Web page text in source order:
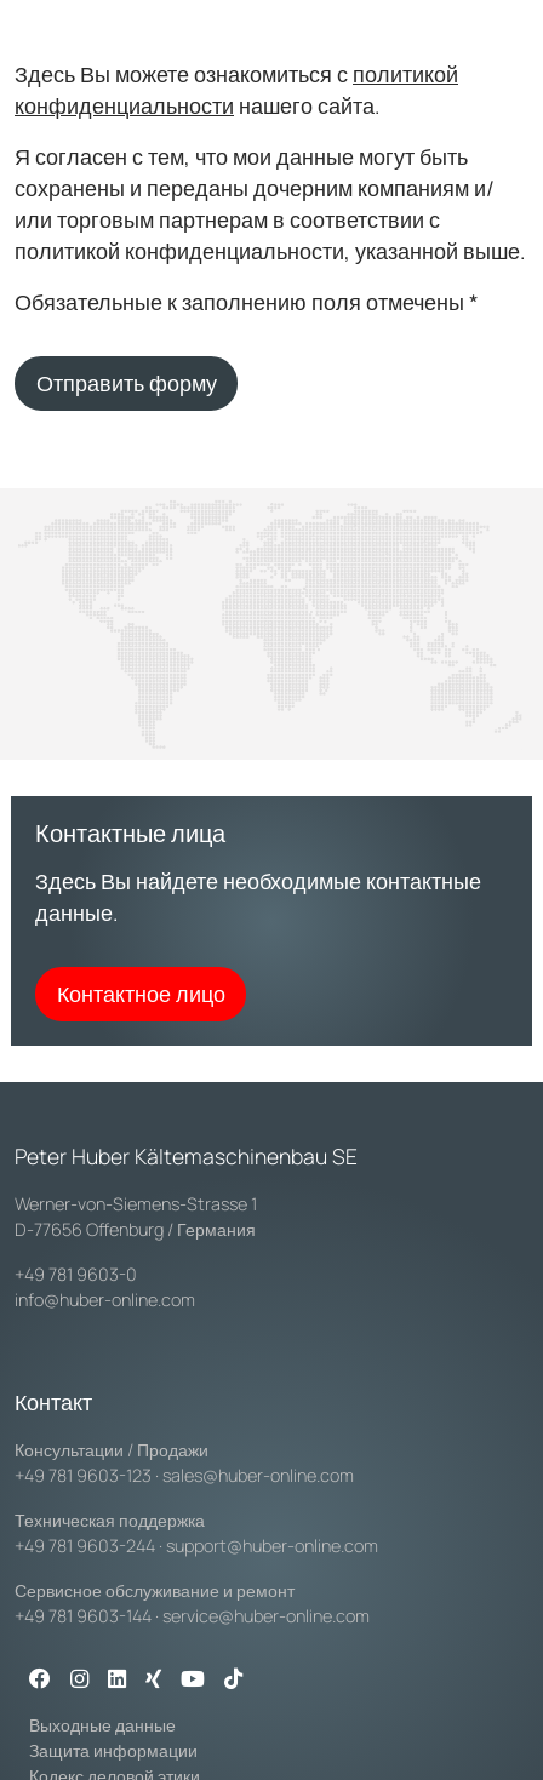
Здесь Вы можете ознакомиться с политикой
конфиденциальности нашего сайта.
Я согласен с тем, что мои данные могут быть
сохранены и переданы дочерним компаниям и/
или торговым партнерам в соответствии с
политикой конфиденциальности, указанной выше.
Обязательные к заполнению поля отмечены *
Отправить форму
Контактные лица
Здесь Вы найдете необходимые контактные
данные.
Контактное лицо
Peter Huber Kältemaschinenbau SE
Werner-von-Siemens-Strasse 1
D-77656 Offenburg / Германия
+49 781 9603-0
info@huber-online.com
Контакт
Консультации / Продажи
+49 781 9603-123 · sales@huber-online.com
Техническая поддержка
+49 781 9603-244 · support@huber-online.com
Сервисное обслуживание и ремонт
+49 781 9603-144 · service@huber-online.com
Выходные данные
Защита информации